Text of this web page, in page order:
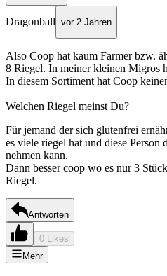
Dragonball vor 2 Jahren
Also Coop hat kaum Farmer bzw.
8 Riegel. In meiner kleinen Migros
In diesem Sortiment hat Coop
Welchen Riegel meinst Du?
Für jemand der sich glutenfrei
es viele riegel hat und diese Person
nehmen kann.
Dann besser coop wo es nur 3
Riegel.
Antworten
0 Likes
Mehr